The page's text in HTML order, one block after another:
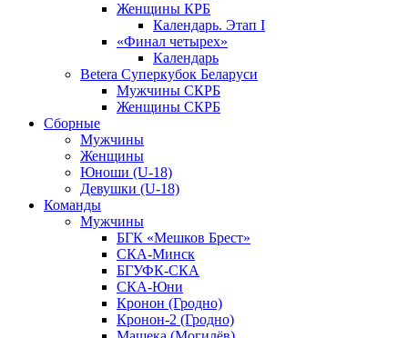
Женщины КРБ
Календарь. Этап I
«Финал четырех»
Календарь
Betera Суперкубок Беларуси
Мужчины СКРБ
Женщины СКРБ
Сборные
Мужчины
Женщины
Юноши (U-18)
Девушки (U-18)
Команды
Мужчины
БГК «Мешков Брест»
СКА-Минск
БГУФК-СКА
СКА-Юни
Кронон (Гродно)
Кронон-2 (Гродно)